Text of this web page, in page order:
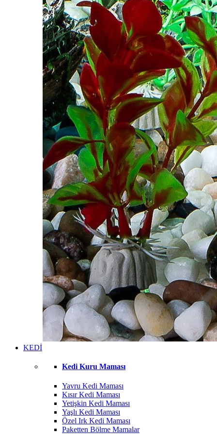
KEDİ
Kedi Kuru Maması
Yavru Kedi Maması
Kısır Kedi Maması
Yetişkin Kedi Maması
Yaşlı Kedi Maması
Özel Irk Kedi Maması
Paketten Bölme Mamalar